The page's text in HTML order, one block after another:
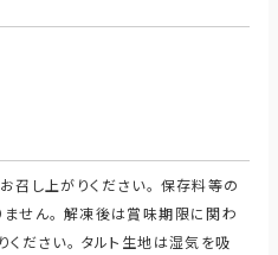
召し上がりください。 保存料等の
せん。 解凍後は賞味期限に関わ
ください。 タルト生地は湿気を吸